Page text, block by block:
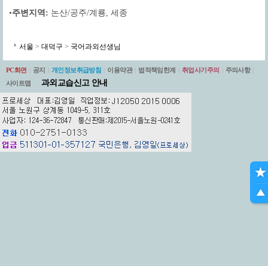
•주변지역: 논산/공주/계룡, 세종
서울 > 대덕구 > 국어과외선생님
PC화면 공지 개인정보취급방침 이용약관 법적책임한계 취업사기주의 주의사항
사이트맵
과외교습신고 안내